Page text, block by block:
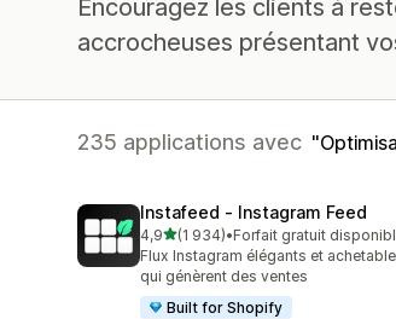
Encouragez les clients à
accrocheuses présentant
235 applications avec
Instafeed ‑ Instagram Feed
4,9étoile(s) sur 5
(1 934)
1934 avis au total
•Forfait gratuit
Flux Instagram élégants et
qui génèrent des ventes
Built for Shopify